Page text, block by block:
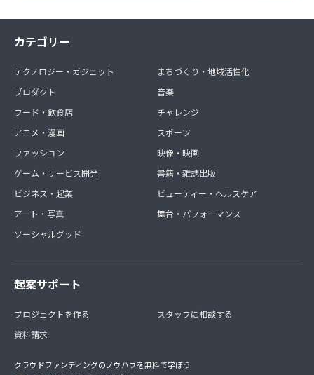
カテゴリー
テクノロジー・ガジェット
プロダクト
フード・飲食店
アニメ・漫画
ファッション
ゲーム・サービス開発
ビジネス・起業
アート・写真
ソーシャルグッド
まちづくり・地域活性化
音楽
チャレンジ
スポーツ
映像・映画
書籍・雑誌出版
ビューティー・ヘルスケア
舞台・パフォーマンス
起案サポート
プロジェクトを作る
資料請求
スタッフに相談する
クラウドファンディングのノウハウを無料で学ぼう